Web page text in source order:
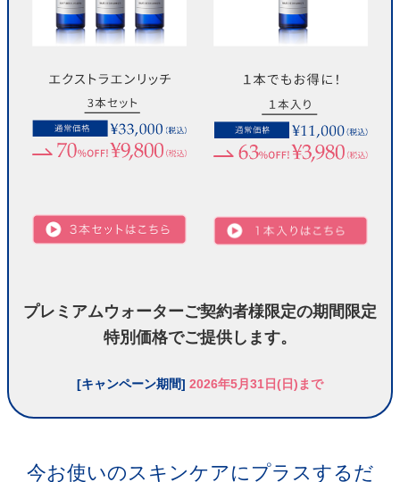
プレミアムウォーターご契約者様限定の期間限定
特別価格でご提供します。
[キャンペーン期間] 2026年5月31日(日)まで
今お使いのスキンケアにプラスするだ